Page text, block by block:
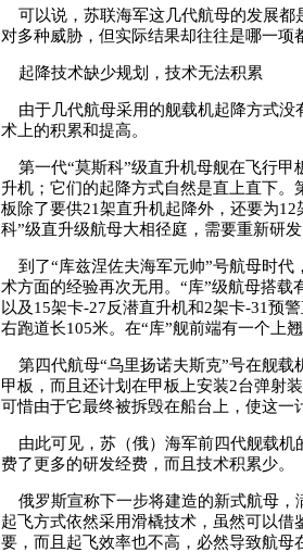
可以说，苏联海军这几代航母的发展都
对多种威胁，但实际结果却往往是哪一项
起降技术缺少规划，技术无法积累
由于几代航母采用的舰载机起降方式没
术上的积累和提高。
第一代“莫斯科”级直升机母舰在飞行甲
升机；它们的起降方式自然是直上直下
板除了要供21架直升机起降外，还要为
科”级直升级航母大相径庭，需要重新研
到了“库兹涅佐夫海军元帅”号航母时代
术方面的经验再次无用。“库”级航母搭
以及15架卡-27反潜直升机和2架卡-31预
右跑道长105米。在“库”舰前端有一个上
第四代航母“乌里扬诺夫斯克”号在舰载
甲板，而且还计划在甲板上安装2台弹射
可惜由于它最终被拆毁在船台上，使这一
由此可见，苏（俄）海军前四代舰载机
费了更多的研发经费，而且技术积累少。
俄罗斯宣称下一步将建造的新式航母，
起飞方式依然采用滑橇技术，虽然可以
要，而且起飞效率也不高，必然导致航母